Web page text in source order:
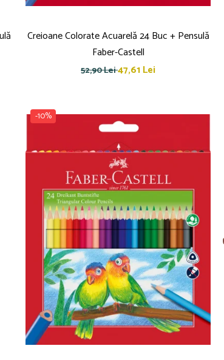
Creioane Colorate Acuarelă 24 Buc + Pensulă
Faber-Castell
52,90 Lei47,61 Lei
-10%